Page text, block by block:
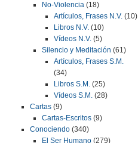
No-Violencia (18)
Artículos, Frases N.V. (10)
Libros N.V. (10)
Vídeos N.V. (5)
Silencio y Meditación (61)
Artículos, Frases S.M.
(34)
Libros S.M. (25)
Vídeos S.M. (28)
Cartas (9)
Cartas-Escritos (9)
Conociendo (340)
El Ser Humano (279)